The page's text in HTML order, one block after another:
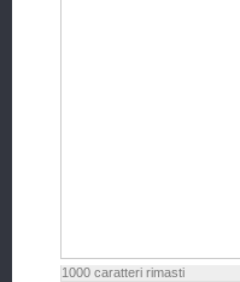
1000 caratteri rimasti